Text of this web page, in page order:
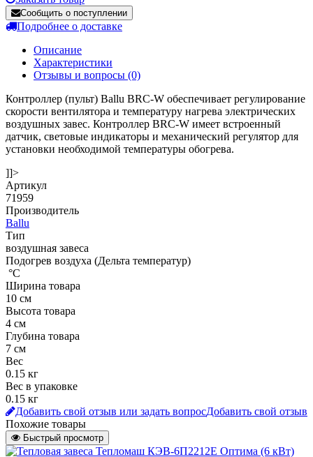
Сообщить о поступлении
Подробнее о доставке
Описание
Характеристики
Отзывы и вопросы (0)
Контроллер (пульт) Ballu BRC-W обеспечивает регулирование
скорости вентилятора и температуру нагрева электрических
воздушных завес. Контроллер BRC-W имеет встроенный
датчик, световые индикаторы и механический регулятор для
установки необходимой температуры обогрева.
]]>
Артикул
71959
Производитель
Ballu
Тип
воздушная завеса
Подогрев воздуха (Дельта температур)
°С
Ширина товара
10 см
Высота товара
4 см
Глубина товара
7 см
Вес
0.15 кг
Вес в упаковке
0.15 кг
Добавить свой отзыв или задать вопросДобавить свой отзыв
Похожие товары
Быстрый просмотр